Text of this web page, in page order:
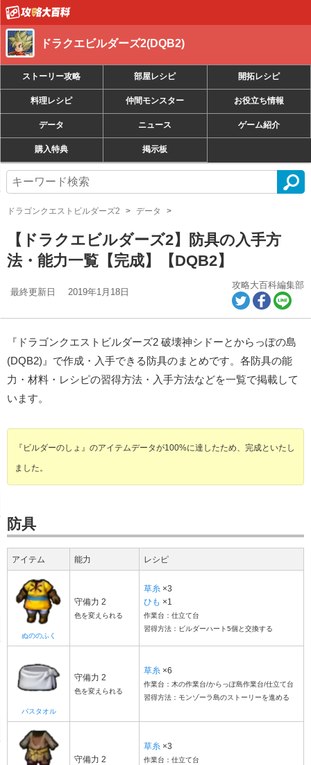
ドラクエビルダーズ2(DQB2)
ストーリー攻略 部屋レシピ 開拓レシピ
料理レシピ 仲間モンスター お役立ち情報
データ ニュース ゲーム紹介
購入特典 掲示板
ドラゴンクエストビルダーズ2 データ
【ドラクエビルダーズ2】防具の入手方
法・能力一覧【完成】【DQB2】
最終更新日 2019年1月18日
攻略大百科編集部
『ドラゴンクエストビルダーズ2 破壊神シドーとからっぽの島
(DQB2)』で作成・入手できる防具のまとめです。各防具の能
力・材料・レシピの習得方法・入手方法などを一覧で掲載して
います。
『ビルダーのしょ』のアイテムデータが100%に達したため、 完成といたし
ました。
防具
アイテム 能力 レシピ
ぬののふく
守備力 2
色を変えられる
草糸 ×3
ひも ×1
作業台：仕立て台
習得方法：ビルダーハート5個と交換する
バスタオル
守備力 2
色を変えられる
草糸 ×6
作業台：木の作業台/からっぽ島作業台/仕立て台
習得方法：モンゾーラ島のストーリーを進める
守備力 2
草糸 ×3
作業台：仕立て台